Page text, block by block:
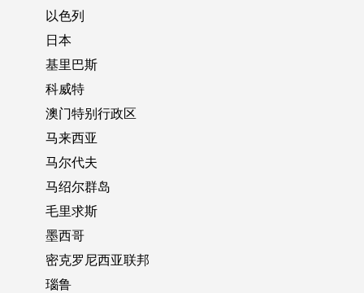
以色列
日本
基里巴斯
科威特
澳门特别行政区
马来西亚
马尔代夫
马绍尔群岛
毛里求斯
墨西哥
密克罗尼西亚联邦
瑙鲁